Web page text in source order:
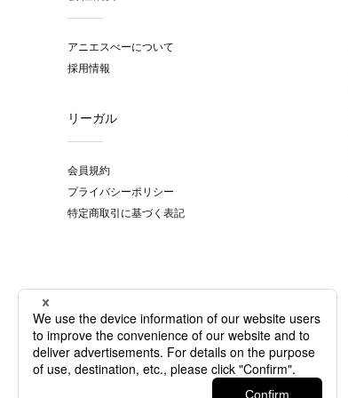
アニエスべーについて
採用情報
リーガル
会員規約
プライバシーポリシー
特定商取引に基づく表記